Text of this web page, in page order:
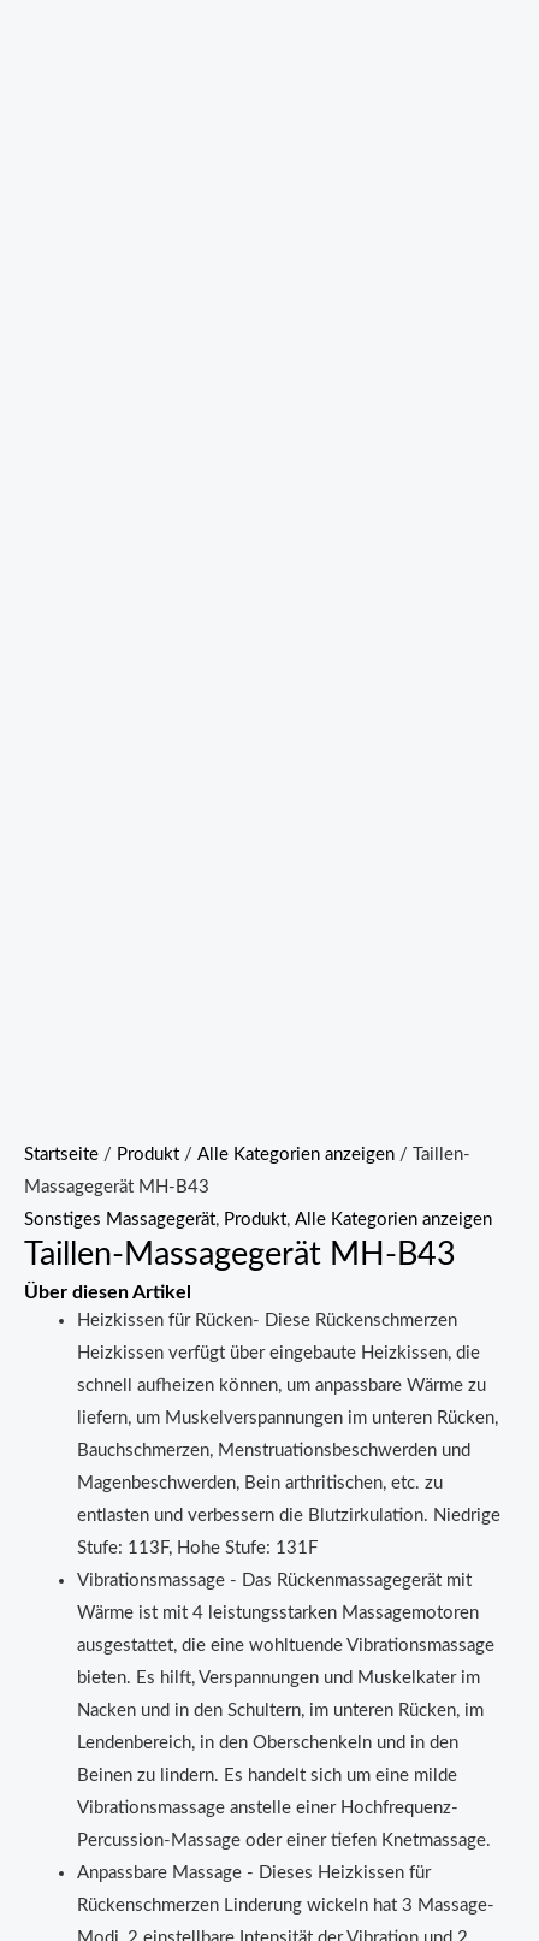
Startseite / Produkt / Alle Kategorien anzeigen / Taillen-
Massagegerät MH-B43
Sonstiges Massagegerät, Produkt, Alle Kategorien anzeigen
Taillen-Massagegerät MH-B43
Über diesen Artikel
Heizkissen für Rücken- Diese Rückenschmerzen
Heizkissen verfügt über eingebaute Heizkissen, die
schnell aufheizen können, um anpassbare Wärme zu
liefern, um Muskelverspannungen im unteren Rücken,
Bauchschmerzen, Menstruationsbeschwerden und
Magenbeschwerden, Bein arthritischen, etc. zu
entlasten und verbessern die Blutzirkulation. Niedrige
Stufe: 113F, Hohe Stufe: 131F
Vibrationsmassage - Das Rückenmassagegerät mit
Wärme ist mit 4 leistungsstarken Massagemotoren
ausgestattet, die eine wohltuende Vibrationsmassage
bieten. Es hilft, Verspannungen und Muskelkater im
Nacken und in den Schultern, im unteren Rücken, im
Lendenbereich, in den Oberschenkeln und in den
Beinen zu lindern. Es handelt sich um eine milde
Vibrationsmassage anstelle einer Hochfrequenz-
Percussion-Massage oder einer tiefen Knetmassage.
Anpassbare Massage - Dieses Heizkissen für
Rückenschmerzen Linderung wickeln hat 3 Massage-